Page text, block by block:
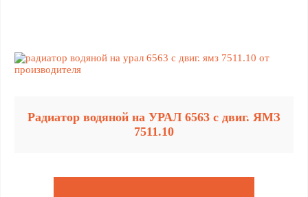
Радиатор водяной на УРАЛ 6563 с двиг. ЯМЗ
7511.10